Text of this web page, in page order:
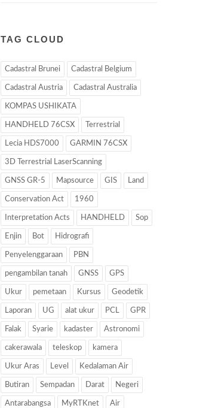
TAG CLOUD
Cadastral Brunei Cadastral Belgium
Cadastral Austria Cadastral Australia
KOMPAS USHIKATA
HANDHELD 76CSX Terrestrial
Lecia HDS7000 GARMIN 76CSX
3D Terrestrial LaserScanning
GNSS GR-5 Mapsource GIS Land
Conservation Act 1960
Interpretation Acts HANDHELD Sop
Enjin Bot Hidrografi
Penyelenggaraan PBN
pengambilan tanah GNSS GPS
Ukur pemetaan Kursus Geodetik
Laporan UG alat ukur PCL GPR
Falak Syarie kadaster Astronomi
cakerawala teleskop kamera
Ukur Aras Level Kedalaman Air
Butiran Sempadan Darat Negeri
Antarabangsa MyRTKnet Air